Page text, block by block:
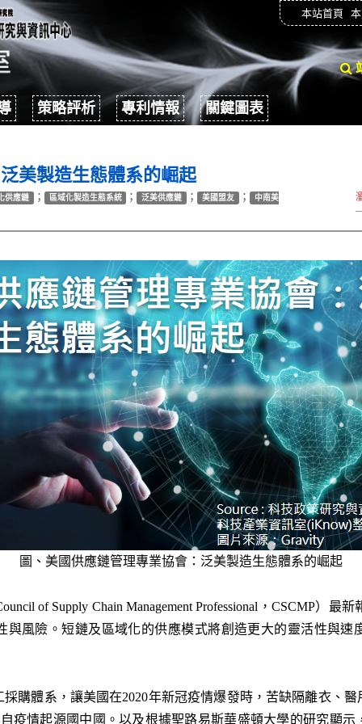
本站首頁
策略評析 專利情報 關鍵圖表
美製造生態體系的崛起
供應鏈 ； 區域化製造生態系統 ； 泛美供應鏈 ； 美國盟友 ； 中南美
圖、美國供應鏈管理專業協會：泛美製造生態體系的崛起
of Supply Chain Management Professional，CSCMP）最
與風險。短鏈及區域化的供應模式將創造更大的靈活性與速
購體系，讓美國在2020年新冠疫情爆發時，苦缺隔離衣、
疫情起源國中國。以及根據聖路易斯華盛頓大學的研究顯